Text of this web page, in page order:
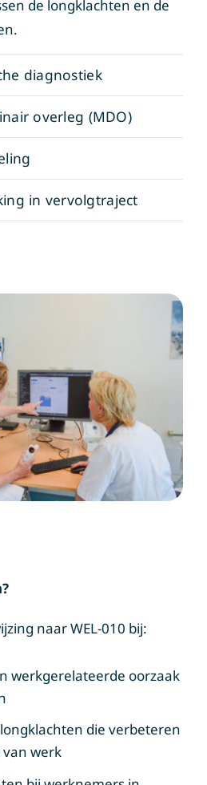
de longklachten en de
diagnostiek
overleg (MDO)
in vervolgtraject
naar WEL-010 bij:
werkgerelateerde oorzaak
die verbeteren
werk